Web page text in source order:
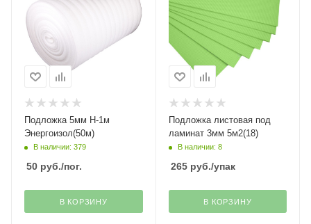
Подложка 5мм H-1м
Энергоизол(50м)
В наличии: 379
50 руб./пог.
В КОРЗИНУ
Подложка листовая под
ламинат 3мм 5м2(18)
В наличии: 8
265руб./упак
В КОРЗИНУ